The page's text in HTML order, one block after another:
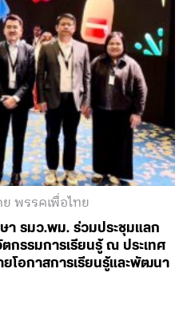
ย พรรคเพื่อไทย
า รมว.พม. ร่วมประชุมแลก
กรรมการเรียนรู้ ณ ประเทศ
ยโอกาสการเรียนรู้และพัฒนา